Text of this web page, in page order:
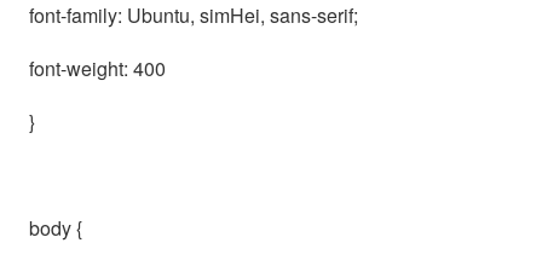
font-family: Ubuntu, simHei, sans-serif;
font-weight: 400
}
body {